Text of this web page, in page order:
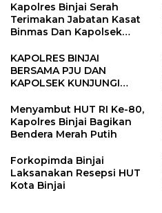
Kapolres Binjai Serah
Terimakan Jabatan Kasat
Binmas Dan Kapolsek
KAPOLRES BINJAI
BERSAMA PJU DAN
KAPOLSEK KUNJUNGI
BINJAI
Menyambut HUT RI Ke-80,
Kapolres Binjai Bagikan
Bendera Merah Putih
Forkopimda Binjai
Laksanakan Resepsi HUT
Kota Binjai